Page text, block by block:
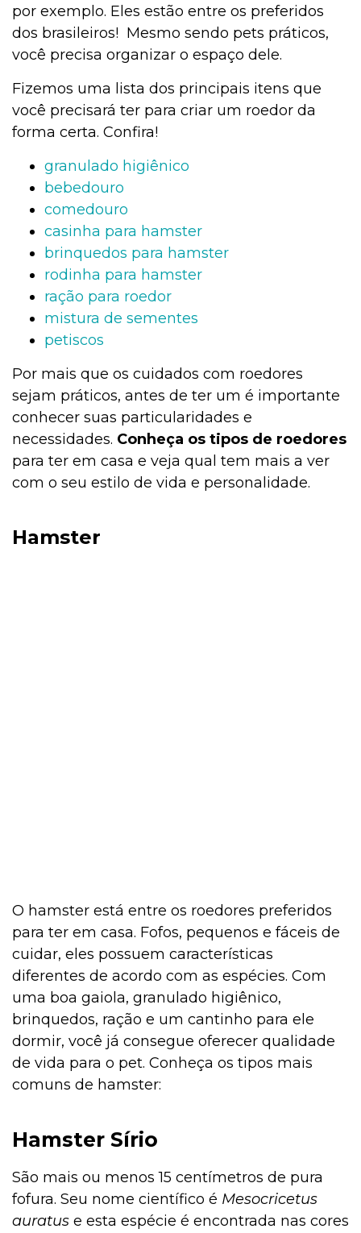
Mamíferos
Jardinagem
Institucional
Higiene
Higiene
Gato
Filhotes
Comportamento
Coelho
Casa & Piscina
Cachorro
por exemplo. Eles estão entre os preferidos
dos brasileiros! Mesmo sendo pets práticos,
você precisa organizar o espaço dele.
Fizemos uma lista dos principais itens que
você precisará ter para criar um roedor da
forma certa. Confira!
granulado higiênico
bebedouro
comedouro
casinha para hamster
brinquedos para hamster
rodinha para hamster
ração para roedor
mistura de sementes
petiscos
Por mais que os cuidados com roedores
sejam práticos, antes de ter um é importante
conhecer suas particularidades e
necessidades. Conheça os tipos de roedores
para ter em casa e veja qual tem mais a ver
com o seu estilo de vida e personalidade.
Hamster
O hamster está entre os roedores preferidos
para ter em casa. Fofos, pequenos e fáceis de
cuidar, eles possuem características
diferentes de acordo com as espécies. Com
uma boa gaiola, granulado higiênico,
brinquedos, ração e um cantinho para ele
dormir, você já consegue oferecer qualidade
de vida para o pet. Conheça os tipos mais
comuns de hamster:
Hamster Sírio
São mais ou menos 15 centímetros de pura
fofura. Seu nome científico é Mesocricetus
auratus e esta espécie é encontrada nas cores